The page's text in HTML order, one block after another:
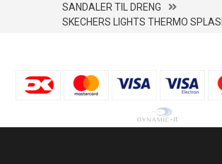
SANDALER TIL DRENG
SKECHERS LIGHTS THERMO